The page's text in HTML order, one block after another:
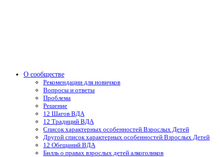
О сообществе
Рекомендации для новичков
Вопросы и ответы
Проблема
Решение
12 Шагов ВДА
12 Традиций ВДА
Список характерных особенностей Взрослых Детей
Другой список характерных особенностей Взрослых Детей
12 Обещаний ВДА
Билль о правах взрослых детей алкоголиков